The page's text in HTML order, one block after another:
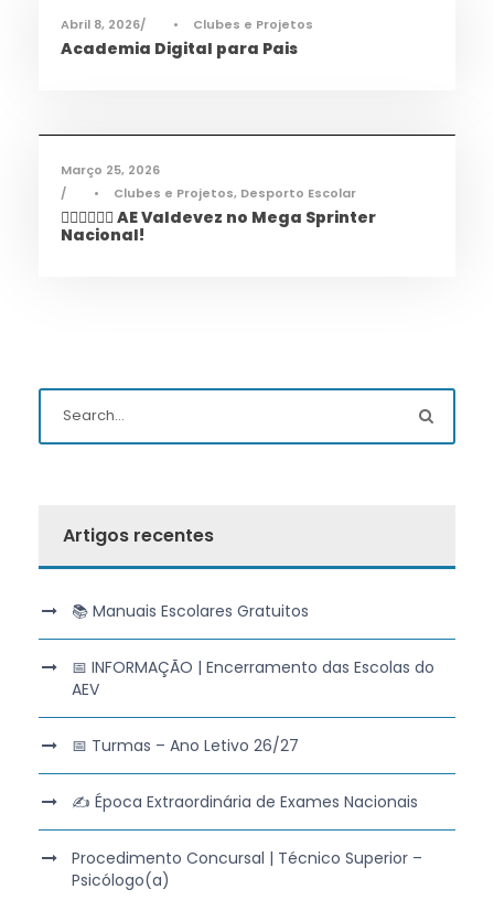
Abril 8, 2026 • Clubes e Projetos
Academia Digital para Pais
Março 25, 2026
•
Clubes e Projetos, Desporto Escolar
🏃‍♀️🏃‍♂️🏃‍♀️ AE Valdevez no Mega Sprinter
Nacional!
Artigos recentes
📚 Manuais Escolares Gratuitos
📅 INFORMAÇÃO | Encerramento das Escolas do
AEV
📅 Turmas – Ano Letivo 26/27
✍️ Época Extraordinária de Exames Nacionais
Procedimento Concursal | Técnico Superior –
Psicólogo(a)